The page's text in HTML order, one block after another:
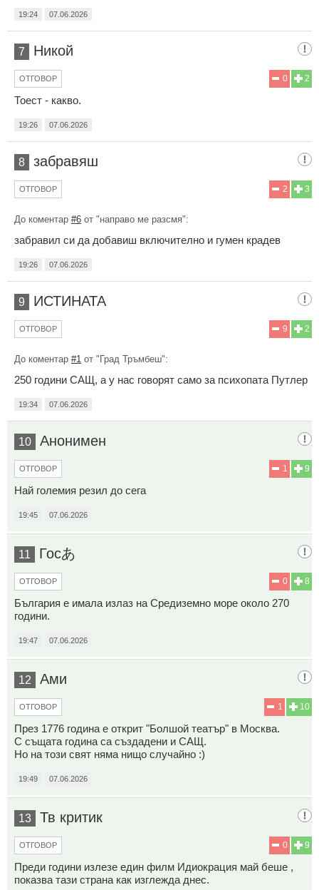
19:24 07.06.2026
7 Никой
2
0
ОТГОВОР
Тоест - какво.
19:26 07.06.2026
8 забравяш
3
2
ОТГОВОР
До коментар #6 от "направо ме разсмя":
забравил си да добавиш включително и гумен крадев
19:26 07.06.2026
9 ИСТИНАТА
2
9
ОТГОВОР
До коментар #1 от "Град Тръмбеш":
250 години САЩ, а у нас говорят само за психопата Путлер
19:34 07.06.2026
10 Анонимен
9
1
ОТГОВОР
Най големия резил до сега
19:45 07.06.2026
11 Госあ
8
0
ОТГОВОР
България е имала излаз на Средиземно море около 270
години.
19:47 07.06.2026
12 Ами
10
1
ОТГОВОР
През 1776 година е открит "Болшой театър" в Москва.
С същата година са създадени и САЩ.
Но на този свят няма нищо случайно :)
19:49 07.06.2026
13 Тв критик
9
0
ОТГОВОР
Преди години излезе един филм Идиокрация май беше ,
показва тази страна как изглежда днес.